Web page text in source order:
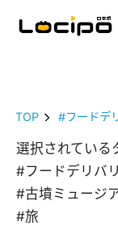
TOP #フードデ
選択されている
#フードデリバ
#古墳ミュージ
#旅